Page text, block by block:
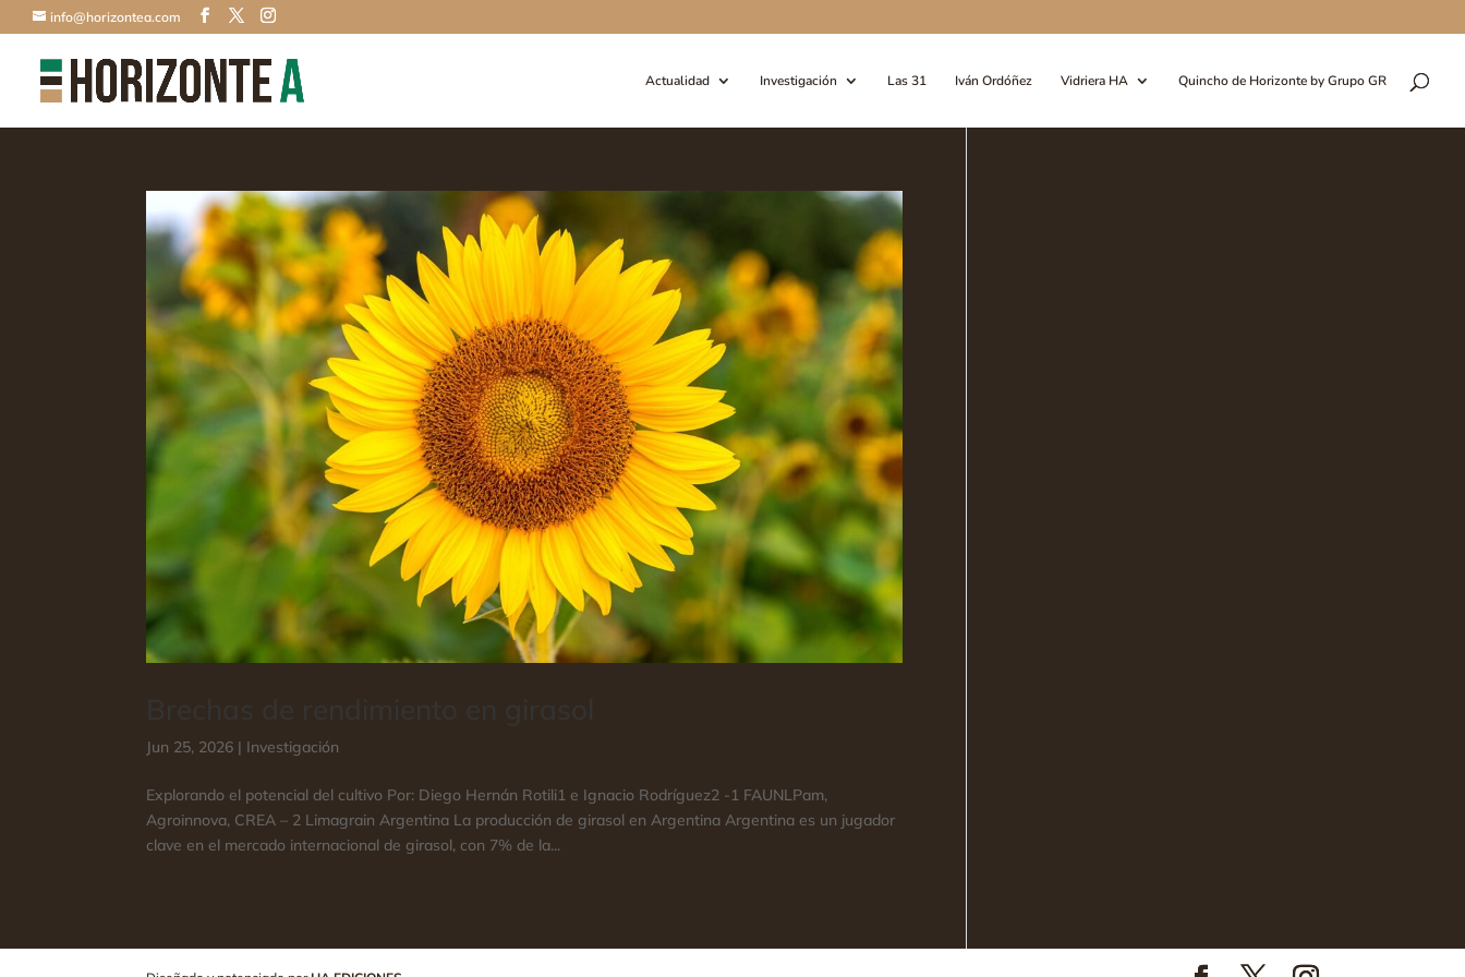
info@horizontea.com
Actualidad Investigación Las 31 Iván Ordóñez Vidriera HA Quincho de Horizonte by Grupo GR
Jun 25, 2026 | Investigación
Explorando el potencial del cultivo Por: Diego Hernán Rotili1 e Ignacio Rodríguez2 -1 FAUNLPam,
Agroinnova, CREA – 2 Limagrain Argentina La producción de girasol en Argentina Argentina es un jugador
clave en el mercado internacional de girasol, con 7% de la...